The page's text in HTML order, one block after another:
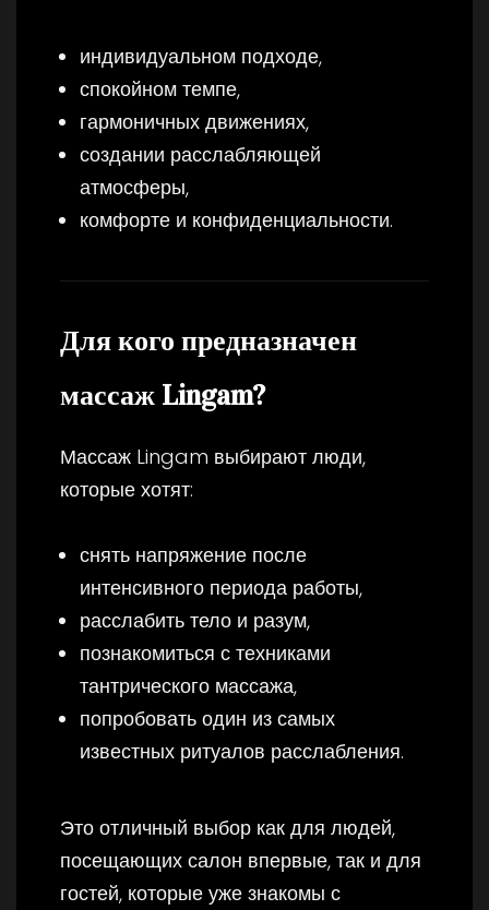
индивидуальном подходе,
спокойном темпе,
гармоничных движениях,
создании расслабляющей
атмосферы,
комфорте и конфиденциальности.
Для кого предназначен
массаж Lingam?
Массаж Lingam выбирают люди,
которые хотят:
снять напряжение после
интенсивного периода работы,
расслабить тело и разум,
познакомиться с техниками
тантрического массажа,
попробовать один из самых
известных ритуалов расслабления.
Это отличный выбор как для людей,
посещающих салон впервые, так и для
гостей, которые уже знакомы с